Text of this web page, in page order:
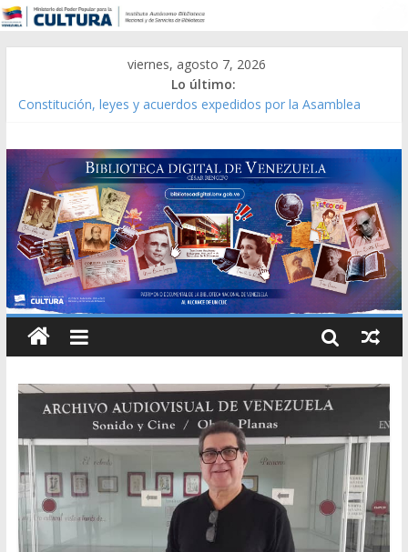
viernes, agosto 7, 2026
Lo último:
Constitución, leyes y acuerdos expedidos por la Asamblea
Modesta Bor Sánchez [material gráfico]
Gaceta Oficial de la República de Venezuela año CXXXIII Mes V,
Caracas 09 de marzo de 2006 N° 38.394
Catálogo temático de obras de Modesta Bor